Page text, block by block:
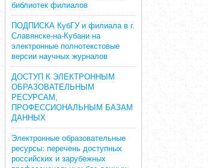
библиотек филиалов
ПОДПИСКА КубГУ и филиала в г.
Славянске-на-Кубани на
электронные полнотекстовые
версии научных журналов
ДОСТУП К ЭЛЕКТРОННЫМ
ОБРАЗОВАТЕЛЬНЫМ
РЕСУРСАМ,
ПРОФЕССИОНАЛЬНЫМ БАЗАМ
ДАННЫХ
Электронные образовательные
ресурсы: перечень доступных
российских и зарубежных